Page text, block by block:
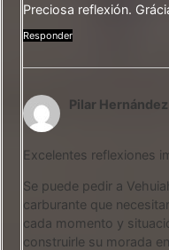
Preciosa reflexión.
Responder
Pilar Hernández
Excelentes reflexiones
Se puede pedir a
carburante que
cada momento y
construirle su morada